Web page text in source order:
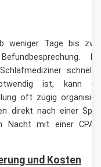
weniger Tage bis
ist, kann
oft zügig
direkt nach einer
Nacht mit einer
und Kosten